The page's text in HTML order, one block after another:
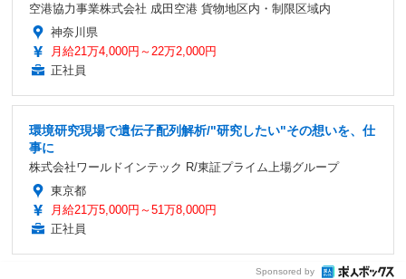
空港協力事業株式会社 成田空港 貨物地区内・制限区域内
神奈川県
月給21万4,000円～22万2,000円
正社員
環境研究現場で遺伝子配列解析/"研究したい"その想いを、仕
事に
株式会社ワールドインテック R/東証プライム上場グループ
東京都
月給21万5,000円～51万8,000円
正社員
Sponsored by